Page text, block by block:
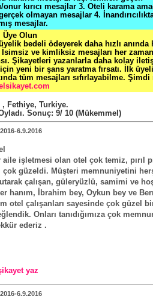
kırıcı mesajlar 3. Oteli karama
olmayan mesajlar 4.
mesajlar.
Üye Olun
bedeli ödeyerek daha hızlı
ve kimliksiz mesajları her zaman
Şikayetleri yazanlarla daha kolay
yeni bir şans yaratma fırsatı. İlk
tüm mesajları sıfırlayabilme. Şimdi
, Fethiye, Turkiye.
. Sonuç: 9/ 10 (Mükemmel)
6.9.2016
aile işletmesi olan otel çok temiz, pırıl
çok güzeldi. Müşteri memnuniyetini
çalışan, güleryüzlü, samimi ve
hanım, İbrahim bey, Oykun bey ve
otel çalışanları sayesinde çok güzel
Onları tanıdığımıza çok
ederiz .
yaz
6.9.2016